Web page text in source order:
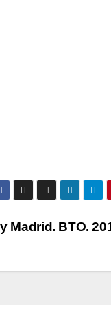
Madrid. BTO.